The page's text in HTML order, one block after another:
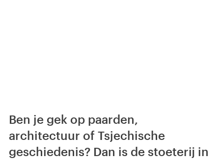
Ben je gek op paarden,
architectuur of Tsjechische
geschiedenis? Dan is de stoeterij in